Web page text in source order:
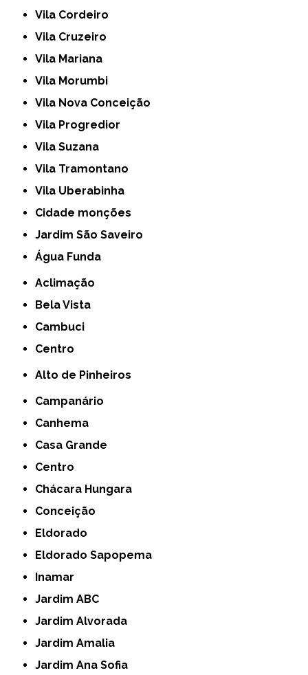
Vila Cordeiro
Vila Cruzeiro
Vila Mariana
Vila Morumbi
Vila Nova Conceição
Vila Progredior
Vila Suzana
Vila Tramontano
Vila Uberabinha
cidade monções
jardim São Saveiro
Água Funda
Aclimação
Bela Vista
Cambuci
Centro
Alto de Pinheiros
Campanário
Canhema
Casa Grande
Centro
Chácara Hungara
Conceição
Eldorado
Eldorado Sapopema
Inamar
Jardim ABC
Jardim Alvorada
Jardim Amalia
Jardim Ana Sofia